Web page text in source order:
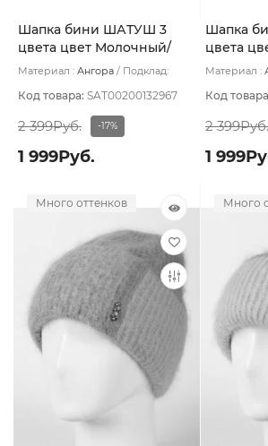
Шапка бини ШАТУШ 3
цвета цвет Молочный/
Серый/Серый светлый
Материал : Ангора
Подклад:
Код товара: SAT00200132967
2 399Руб. -17%
1 999Руб.
Шапка
цвета
Серый
Материал :
Код
2 399Руб.
1
Много оттенков Много